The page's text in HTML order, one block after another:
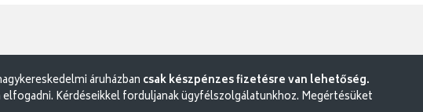
áruházban csak készpénzes fizetésre van lehetőség.
Kérdéseikkel forduljanak ügyfélszolgálatunkhoz. Megértésüket